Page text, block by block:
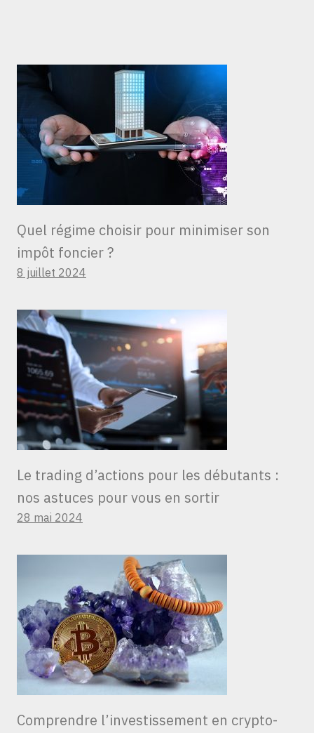
Quel régime choisir pour minimiser son
impôt foncier ?
8 juillet 2024
Le trading d’actions pour les débutants :
nos astuces pour vous en sortir
28 mai 2024
Comprendre l’investissement en crypto-